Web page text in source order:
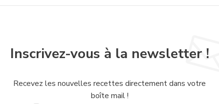
Inscrivez-vous à la newsletter !
Recevez les nouvelles recettes directement dans votre
boîte mail !